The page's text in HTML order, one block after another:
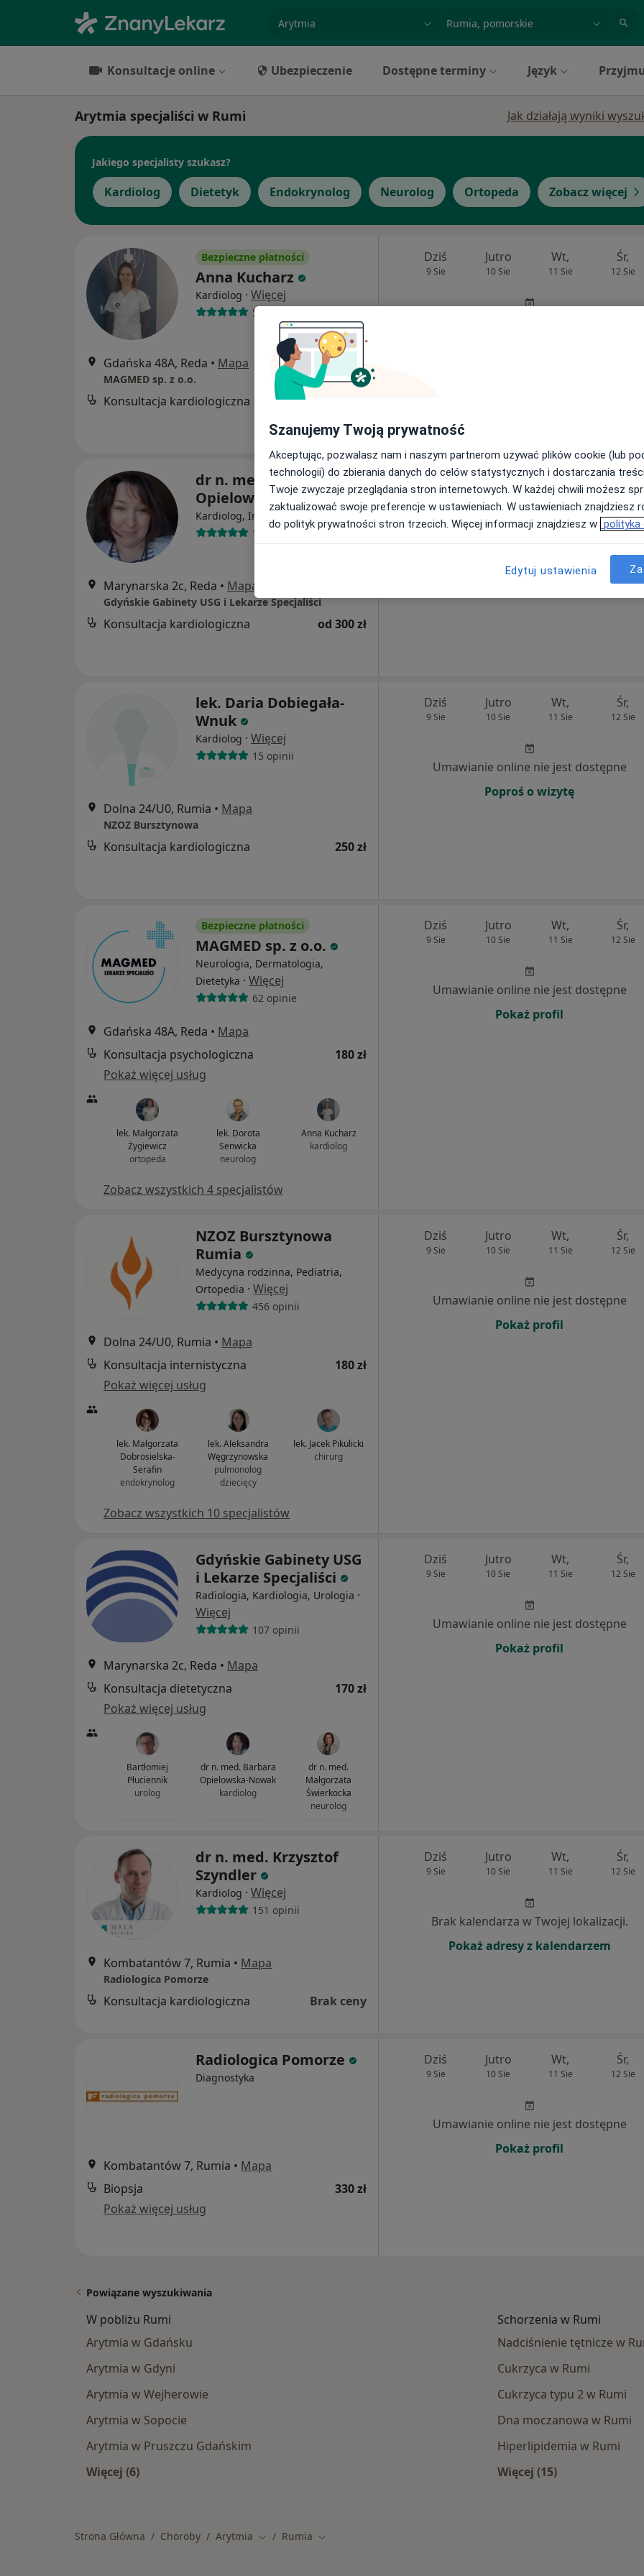
Konsultacje online Ubezpieczenie Dostępne terminy Język
Arytmia specjaliści w Rumi Jak działają wyniki
Jakiego specjalisty szukasz?
Kardiolog Dietetyk Endokrynolog Neurolog Ortopeda Zobacz więcej
Bezpieczne płatności
Anna Kucharz
Kardiolog · Więcej
55 opinii
Gdańska 48A, Reda • Mapa
MAGMED sp. z o.o.
Konsultacja kardiologiczna
Dziś
9 Sie
Jutro
10 Sie
Wt,
11 Sie
Śr,
12 Sie
dr n. med. Barbara
Opielowska-Nowak
Kardiolog, Internista ·Więcej
104 opinie
Marynarska 2c, Reda • Mapa
Gdyńskie Gabinety USG i Lekarze Specjaliści
Konsultacja kardiologiczna od 300 zł
Dziś
9 Sie
Jutro
10 Sie
Wt,
11 Sie
Śr,
12 Sie
Poproś o wizytę
lek. Daria Dobiegała-
Wnuk
Kardiolog · Więcej
15 opinii
Dolna 24/U0, Rumia • Mapa
NZOZ Bursztynowa
Konsultacja kardiologiczna 250 zł
Dziś
9 Sie
Jutro
10 Sie
Wt,
11 Sie
Śr,
12 Sie
Umawianie online nie jest dostępne
Poproś o wizytę
Bezpieczne płatności
MAGMED sp. z o.o.
Neurologia, Dermatologia,
Dietetyka · Więcej
62 opinie
Gdańska 48A, Reda • Mapa
Konsultacja psychologiczna
180 zł
Pokaż więcej usług
lek. Małgorzata
Żygiewicz
ortopeda
lek. Dorota
Senwicka
neurolog
Anna Kucharz
kardiolog
Zobacz wszystkich 4 specjalistów
Dziś
9 Sie
Jutro
10 Sie
Wt,
11 Sie
Śr,
12 Sie
Umawianie online nie jest dostępne
Pokaż profil
NZOZ Bursztynowa
Rumia
Medycyna rodzinna, Pediatria,
Ortopedia · Więcej
456 opinii
Dolna 24/U0, Rumia • Mapa
Konsultacja internistyczna
180 zł
Pokaż więcej usług
lek. Małgorzata
Dobrosielska-
Serafin
endokrynolog
lek. Aleksandra
Węgrzynowska
pulmonolog
dziecięcy
lek. Jacek Pikulicki
chirurg
Zobacz wszystkich 10 specjalistów
Dziś
9 Sie
Jutro
10 Sie
Wt,
11 Sie
Śr,
12 Sie
Umawianie online nie jest dostępne
Pokaż profil
Gdyńskie Gabinety USG
i Lekarze Specjaliści
Radiologia, Kardiologia, Urologia ·
Więcej
107 opinii
Marynarska 2c, Reda • Mapa
Konsultacja dietetyczna
170 zł
Pokaż więcej usług
Bartłomiej
Płuciennik
urolog
dr n. med. Barbara
Opielowska-Nowak
kardiolog
dr n. med.
Małgorzata
Świerkocka
neurolog
Dziś
9 Sie
Jutro
10 Sie
Wt,
11 Sie
Śr,
12 Sie
Umawianie online nie jest dostępne
Pokaż profil
dr n. med. Krzysztof
Szyndler
Kardiolog · Więcej
151 opinii
Kombatantów 7, Rumia • Mapa
Radiologica Pomorze
Konsultacja kardiologiczna Brak ceny
Dziś
9 Sie
Jutro
10 Sie
Wt,
11 Sie
Śr,
12 Sie
Brak kalendarza w Twojej lokalizacji.
Pokaż adresy z kalendarzem
Radiologica Pomorze
Diagnostyka
Kombatantów 7, Rumia • Mapa
Biopsja
330 zł
Pokaż więcej usług
Dziś
9 Sie
Jutro
10 Sie
Wt,
11 Sie
Śr,
12 Sie
Umawianie online nie jest dostępne
Pokaż profil
Powiązane wyszukiwania
W pobliżu Rumi
Arytmia w Gdańsku
Arytmia w Gdyni
Arytmia w Wejherowie
Arytmia w Sopocie
Arytmia w Pruszczu Gdańskim
Więcej (6)
Schorzenia w Rumi
Nadciśnienie tętnicze w
Cukrzyca w Rumi
Cukrzyca typu 2 w Rumi
Dna moczanowa w Rumi
Hiperlipidemia w Rumi
Więcej (15)
Strona Główna Choroby Arytmia Zmień miasto
Rumia Zmień miasto
Szanujemy Twoją prywatność
Akceptując, pozwalasz nam i naszym partnerom używać plików cookie (lub
technologii) do zbierania danych do celów statystycznych i dostarczania
Twoje zwyczaje przeglądania stron internetowych. W każdej chwili możesz
zaktualizować swoje preferencje w ustawieniach. W ustawieniach znajdziesz
do polityk prywatności stron trzecich. Więcej informacji znajdziesz w polityka
Edytuj ustawienia